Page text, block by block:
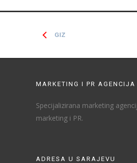
GIZ
MARKETING I PR AGENCIJA
Specijalizirana marketing
marketing i PR.
ADRESA U SARAJEVU